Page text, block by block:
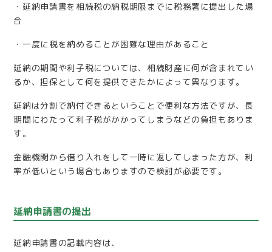
・延納申請書を相続税の納税期限までに税務署に提出した場
合
・一度に税を納めることが困難な理由があること
延納の期間や利子税については、相続財産に何が含まれてい
るか、担保として何を提供できたかによって異なります。
延納は分割で納付できるということで便利な方法ですが、長
期間にわたって利子税がかかってしまうなどの負担もありま
す。
金融機関から借り入れをして一時に返してしまった方が、利
率が低いという場合もありますので検討が必要です。
延納申請書の提出
延納申請書の記載内容は、